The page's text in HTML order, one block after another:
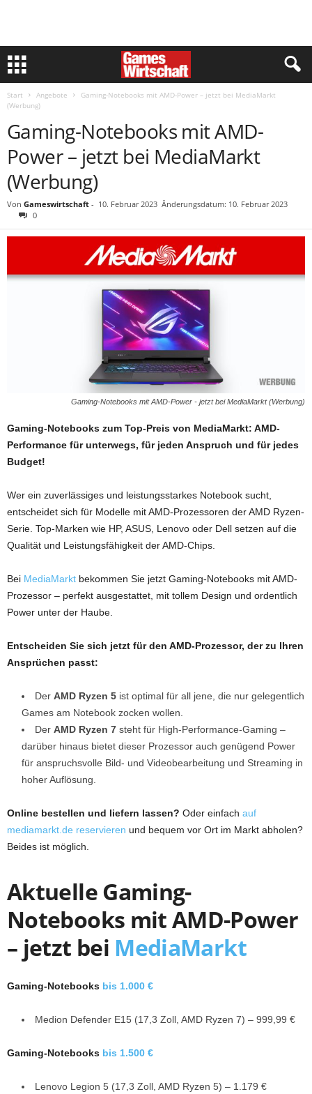
Start Angebote
Gaming-Notebooks mit AMD-Power – jetzt bei MediaMarkt
(Werbung)
Gaming-Notebooks mit AMD-
Power – jetzt bei MediaMarkt
(Werbung)
Von Gameswirtschaft - 10. Februar 2023 Änderungsdatum: 10. Februar 2023
0
Gaming-Notebooks mit AMD-Power - jetzt bei MediaMarkt (Werbung)
Gaming-Notebooks zum Top-Preis von MediaMarkt: AMD-
Performance für unterwegs, für jeden Anspruch und für jedes
Budget!
Wer ein zuverlässiges und leistungsstarkes Notebook sucht,
entscheidet sich für Modelle mit AMD-Prozessoren der AMD Ryzen-
Serie. Top-Marken wie HP, ASUS, Lenovo oder Dell setzen auf die
Qualität und Leistungsfähigkeit der AMD-Chips.
Bei MediaMarkt bekommen Sie jetzt Gaming-Notebooks mit AMD-
Prozessor – perfekt ausgestattet, mit tollem Design und ordentlich
Power unter der Haube.
Entscheiden Sie sich jetzt für den AMD-Prozessor, der zu Ihren
Ansprüchen passt:
Der AMD Ryzen 5 ist optimal für all jene, die nur gelegentlich
Games am Notebook zocken wollen.
Der AMD Ryzen 7 steht für High-Performance-Gaming –
darüber hinaus bietet dieser Prozessor auch genügend Power
für anspruchsvolle Bild- und Videobearbeitung und Streaming in
hoher Auflösung.
Online bestellen und liefern lassen? Oder einfach auf
mediamarkt.de reservieren und bequem vor Ort im Markt abholen?
Beides ist möglich.
Aktuelle Gaming-
Notebooks mit AMD-Power
– jetzt bei MediaMarkt
Gaming-Notebooks bis 1.000 €
Medion Defender E15 (17,3 Zoll, AMD Ryzen 7) – 999,99 €
Gaming-Notebooks bis 1.500 €
Lenovo Legion 5 (17,3 Zoll, AMD Ryzen 5) – 1.179 €